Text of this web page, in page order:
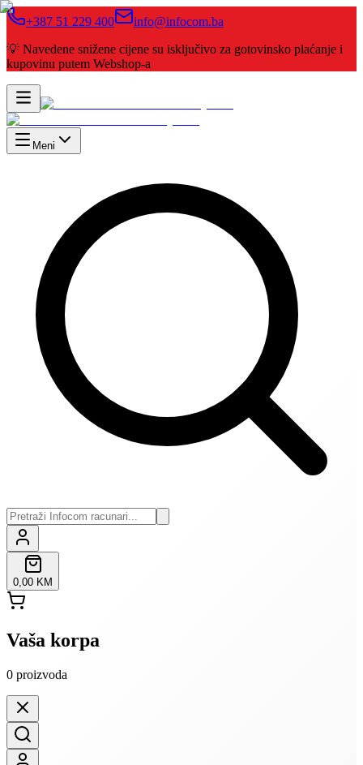
+387 51 229 400
info@infocom.ba
💡 Navedene snižene cijene su isključivo za gotovinsko plaćanje i
kupovinu putem Webshop-a
Meni
0,00 KM
Vaša korpa
0 proizvoda